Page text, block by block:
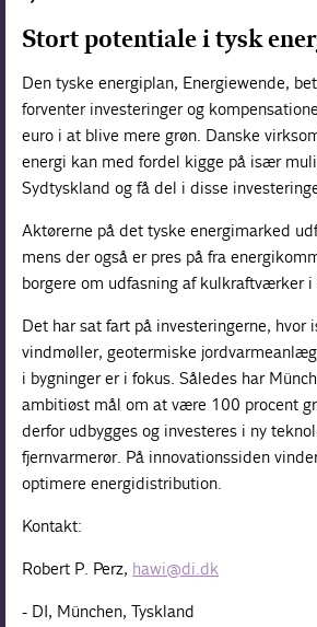
Stort potentiale i tysk
Den tyske energiplan, Energiewende,
forventer investeringer og
euro i at blive mere grøn. Danske
energi kan med fordel kigge på især
Sydtyskland og få del i disse
Aktørerne på det tyske energimarked
mens der også er pres på fra
borgere om udfasning af kulkraftværker i
Det har sat fart på investeringerne, hvor
vindmøller, geotermiske
i bygninger er i fokus. Således har
ambitiøst mål om at være 100 procent
derfor udbygges og investeres i ny
fjernvarmerør. På innovationssiden
optimere energidistribution.
Kontakt:
Robert P. Perz, hawi@di.dk
- DI, München, Tyskland